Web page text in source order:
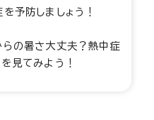
予防しましょう！
らの暑さ大丈夫？熱中症
見てみよう！